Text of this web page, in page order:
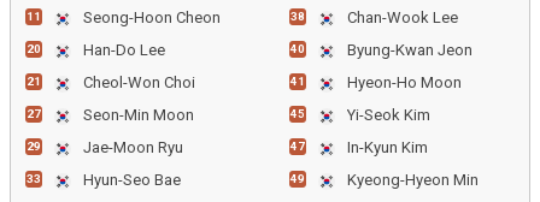
11 Seong-Hoon Cheon
20 Han-Do Lee
21 Cheol-Won Choi
27 Seon-Min Moon
29 Jae-Moon Ryu
33 Hyun-Seo Bae
38 Chan-Wook Lee
40 Byung-Kwan Jeon
41 Hyeon-Ho Moon
45 Yi-Seok Kim
47 In-Kyun Kim
49 Kyeong-Hyeon Min